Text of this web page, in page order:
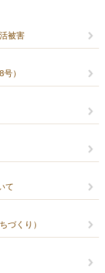
被害
）
て
づくり）